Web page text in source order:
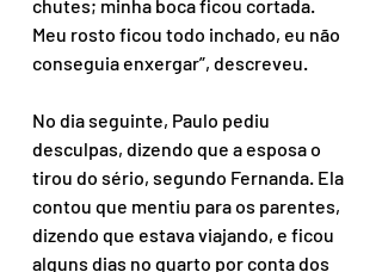
chutes; minha boca ficou cortada.
Meu rosto ficou todo inchado, eu não
conseguia enxergar”, descreveu.
No dia seguinte, Paulo pediu
desculpas, dizendo que a esposa o
tirou do sério, segundo Fernanda. Ela
contou que mentiu para os parentes,
dizendo que estava viajando, e ficou
alguns dias no quarto por conta dos